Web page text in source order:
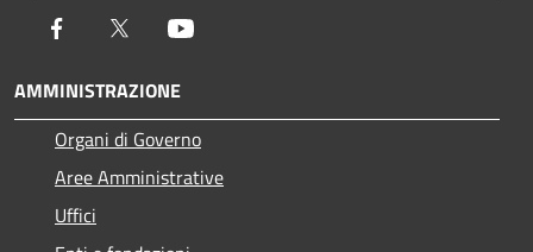
Facebook Twitter
AMMINISTRAZIONE
Organi di Governo
Aree Amministrative
Uffici